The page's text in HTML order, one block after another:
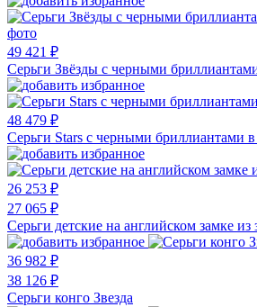
49 421 ₽
Серьги Звёзды с черными
48 479 ₽
Серьги Stars с черными бриллиантами в
26 253 ₽
27 065 ₽
Серьги детские на английском замке из
36 982 ₽
38 126 ₽
Серьги конго Звезда